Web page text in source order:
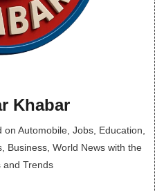
Khabar
Automobile, Jobs, Education,
Business, World News with the
and Trends